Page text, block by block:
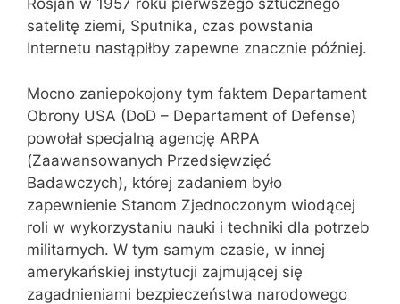
Rosjan w 1957 roku pierwszego sztucznego
satelitę ziemi, Sputnika, czas powstania
Internetu nastąpiłby zapewne znacznie później.
Mocno zaniepokojony tym faktem Departament
Obrony USA (DoD – Departament of Defense)
powołał specjalną agencję ARPA
(Zaawansowanych Przedsięwzięć
Badawczych), której zadaniem było
zapewnienie Stanom Zjednoczonym wiodącej
roli w wykorzystaniu nauki i techniki dla potrzeb
militarnych. W tym samym czasie, w innej
amerykańskiej instytucji zajmującej się
zagadnieniami bezpieczeństwa narodowego